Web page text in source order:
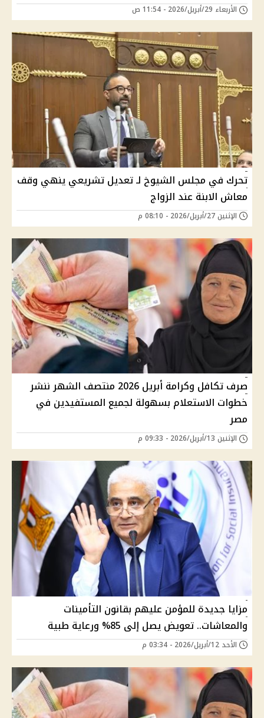
الأربعاء 29/أبريل/2026 - 11:54 ص
تحرك في مجلس الشيوخ لـ تعديل تشريعي ينهي وقف
معاش الابنة عند الزواج
الإثنين 27/أبريل/2026 - 08:10 م
صرف تكافل وكرامة أبريل 2026 منتصف الشهر ننشر
خطوات الاستعلام بسهولة لجميع المستفيدين في
مصر
الإثنين 13/أبريل/2026 - 09:33 م
مزايا جديدة للمؤمن عليهم بقانون التأمينات
والمعاشات.. تعويض يصل إلى 85% ورعاية طبية
الأحد 12/أبريل/2026 - 03:34 م